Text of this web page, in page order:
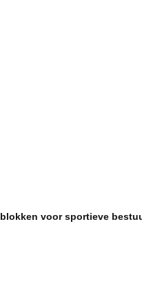
voor sportieve